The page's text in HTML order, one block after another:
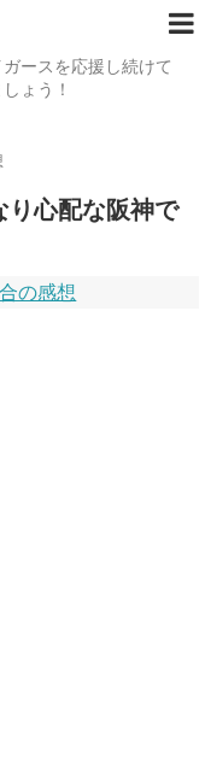
ースを応援し続けて
ょう！
り心配な阪神で
の感想